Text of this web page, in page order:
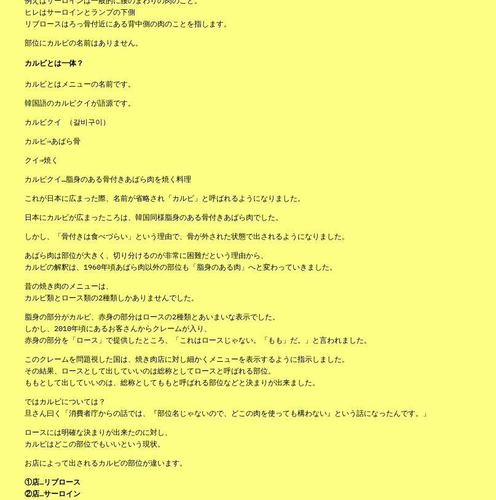
ヒレはサーロインとランプの下側
リブロースはろっ骨付近にある背中側の肉のことを指します。
部位にカルビの名前はありません。
カルビとは一体？
カルビとはメニューの名前です。
韓国語のカルビクイが語源です。
カルビクイ （갈비구이）
カルビ⇒あばら骨
クイ⇒焼く
カルビクイ…脂身のある骨付きあばら肉を焼く料理
これが日本に広まった際、名前が省略され「カルビ」と呼ばれるようになりました。
日本にカルビが広まったころは、韓国同様脂身のある骨付きあばら肉でした。
しかし、「骨付きは食べづらい」という理由で、骨が外された状態で出されるようになりました。
あばら肉は部位が大きく、切り分けるのが非常に困難だという理由から、
カルビの解釈は、1960年頃あばら肉以外の部位も「脂身のある肉」へと変わっていきました。
昔の焼き肉のメニューは、
カルビ類とロース類の2種類しかありませんでした。
脂身の部分がカルビ、赤身の部分はロースの2種類とあいまいな表示でした。
しかし、2010年頃にあるお客さんからクレームが入り、
赤身の部分を「ロース」で提供したところ、「これはロースじゃない。「もも」だ。」と言われました。
このクレームを問題視した国は、焼き肉店に対し細かくメニューを表示するように指示しました。
その結果、ロースとして出していいのは総称としてロースと呼ばれる部位。
ももとして出していいのは、総称としてももと呼ばれる部位などと決まりが出来ました。
ではカルビについては？
旦さん曰く「消費者庁からの話では、『部位名じゃないので、どこの肉を使っても構わない』という話になったんです。」
ロースには明確な決まりが出来たのに対し、
カルビはどこの部位でもいいという現状。
お店によって出されるカルビの部位が違います。
①店…リブロース
②店…サーロイン